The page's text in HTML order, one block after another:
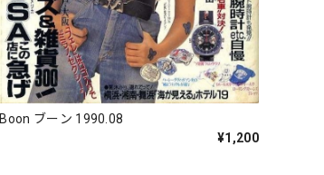
Boon ブーン 1990.08
¥1,200